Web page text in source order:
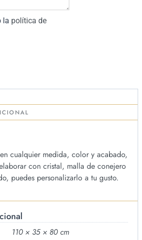
la política de
cualquier medida, color y acabado,
con cristal, malla de conejero
puedes personalizarlo a tu gusto.
110 × 35 × 80 cm